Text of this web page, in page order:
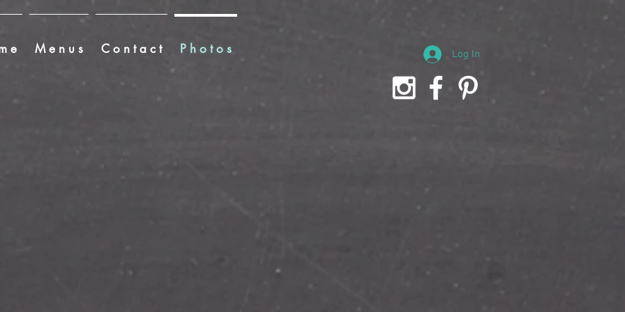
e M e n u s C o n t a c t P h o t o s Log In